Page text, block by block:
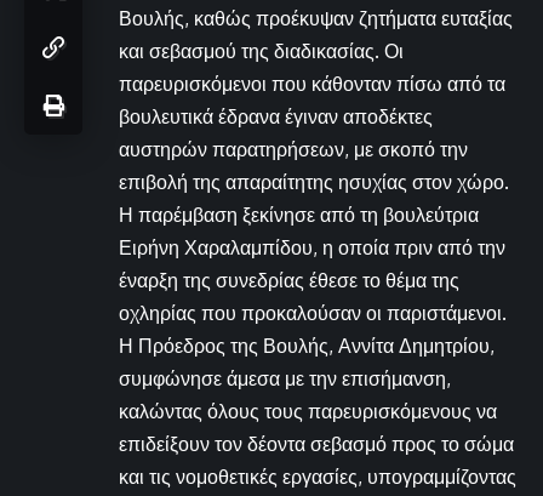
Βουλής, καθώς προέκυψαν ζητήματα ευταξίας
και σεβασμού της διαδικασίας. Οι
παρευρισκόμενοι που κάθονταν πίσω από τα
βουλευτικά έδρανα έγιναν αποδέκτες
αυστηρών παρατηρήσεων, με σκοπό την
επιβολή της απαραίτητης ησυχίας στον χώρο.
Η παρέμβαση ξεκίνησε από τη βουλεύτρια
Ειρήνη Χαραλαμπίδου, η οποία πριν από την
έναρξη της συνεδρίας έθεσε το θέμα της
οχληρίας που προκαλούσαν οι παριστάμενοι.
Η Πρόεδρος της Βουλής, Αννίτα Δημητρίου,
συμφώνησε άμεσα με την επισήμανση,
καλώντας όλους τους παρευρισκόμενους να
επιδείξουν τον δέοντα σεβασμό προς το σώμα
και τις νομοθετικές εργασίες, υπογραμμίζοντας